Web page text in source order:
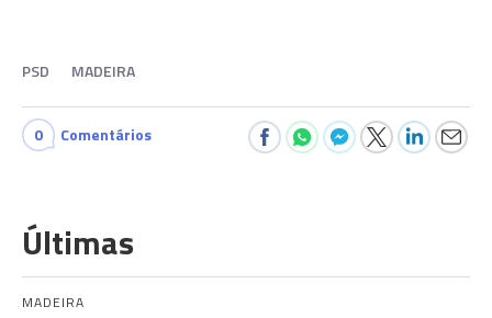
PSD MADEIRA
0 Comentários
Últimas
MADEIRA